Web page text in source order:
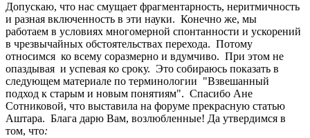
Допускаю, что нас смущает фрагментарность, неритмичность
и разная включенность в эти науки. Конечно же, мы
работаем в условиях многомерной спонтанности и ускорений
в чрезвычайных обстоятельствах перехода. Потому
относимся ко всему соразмерно и вдумчиво. При этом не
опаздывая и успевая ко сроку. Это собираюсь показать в
следующем материале по терминологии "Взвешанный
подход к старым и новым понятиям". Спасибо Ане
Сотниковой, что выставила на форуме прекрасную статью
Аштара. Блага дарю Вам, возлюбленные! Да утвердимся в
том, что: